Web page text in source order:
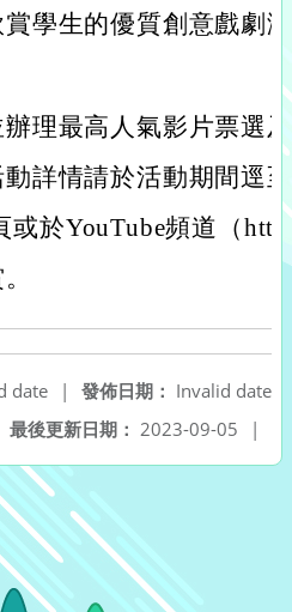
學生的優質創意戲劇
辦理最高人氣影片票選
詳情請於活動期間逕
或於YouTube頻道（
發佈日期： Invalid date
date
|
最後更新日期： 2023-09-05 |